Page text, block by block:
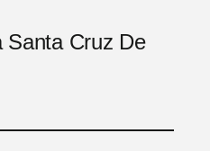
Santa Cruz De